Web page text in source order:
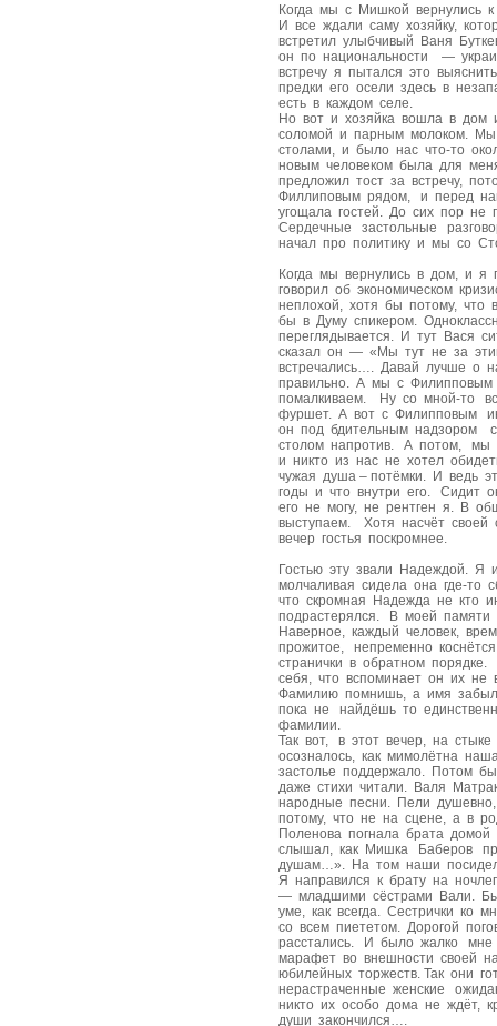
Когда мы с Мишкой вернулись
И все ждали саму хозяйку,
встретил улыбчивый Ваня
он по национальности —
встречу я пытался это
предки его осели здесь в
есть в каждом селе.
Но вот и хозяйка вошла в дом
соломой и парным молоком. Мы
столами, и было нас что-то
новым человеком была для
предложил тост за встречу,
Филлиповым рядом, и перед
угощала гостей. До сих пор не
Сердечные застольные
начал про политику и мы со
Когда мы вернулись в дом, и я
говорил об экономическом
неплохой, хотя бы потому, что
бы в Думу спикером.
переглядывается. И тут Вася
сказал он — «Мы тут не за
встречались…. Давай лучше о
правильно. А мы с
помалкиваем. Ну со мной-то
фуршет. А вот с Филипповым
он под бдительным надзором
столом напротив. А потом, мы
и никто из нас не хотел
чужая душа – потёмки. И ведь
годы и что внутри его. Сидит
его не могу, не рентген я. В
выступаем. Хотя насчёт
вечер гостья поскромнее.
Гостью эту звали Надеждой. Я
молчаливая сидела она где-то
что скромная Надежда не кто
подрастерялся. В моей памяти
Наверное, каждый человек,
прожитое, непременно
странички в обратном
себя, что вспоминает он их не
Фамилию помнишь, а имя
пока не найдёшь то
фамилии.
Так вот, в этот вечер, на
осозналось, как мимолётна
застолье поддержало. Потом
даже стихи читали. Валя
народные песни. Пели
потому, что не на сцене, а в
Поленова погнала брата
слышал, как Мишка Баберов
душам…». На том наши
Я направился к брату на
— младшими сёстрами Вали.
уме, как всегда. Сестрички ко
со всем пиететом. Дорогой
расстались. И было жалко мне
марафет во внешности своей
юбилейных торжеств. Так они
нерастраченные женские
никто их особо дома не ждёт,
души закончился….